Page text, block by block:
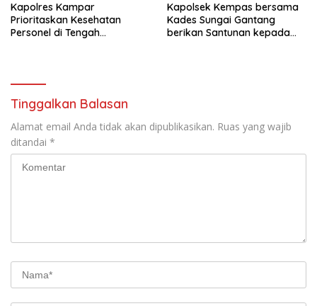
Pengeroyokan di Jalan Raya
Kubang Jaya
Kapolres Kampar
Prioritaskan Kesehatan
Personel di Tengah
Kapolsek Kempas bersama
Kades Sungai Gantang
berikan Santunan kepada
Tinggalkan Balasan
Alamat email Anda tidak akan dipublikasikan. Ruas yang wajib
ditandai *